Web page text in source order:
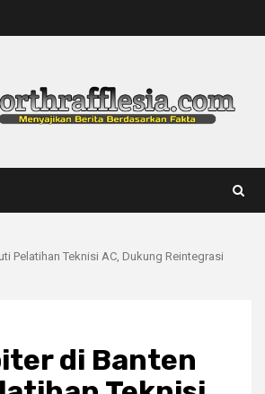
Pelatihan Teknisi AC, Dukung Reintegrasi
di Banten